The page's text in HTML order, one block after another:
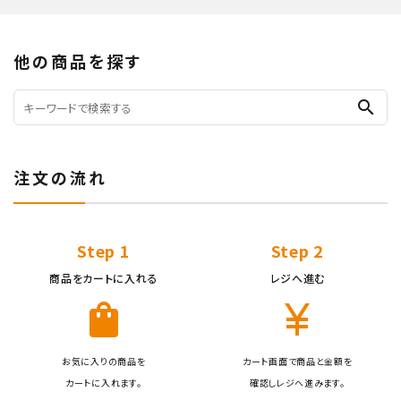
他の商品を探す
search
キーワード
カテゴリー
検索する
注文の流れ
Step 1
商品をカートに入れる
shopping_bag
お気に入りの商品を
カートに入れます。
Step 2
レジへ進む
currency_yen
カート画面で商品と金額を
確認しレジへ進みます。